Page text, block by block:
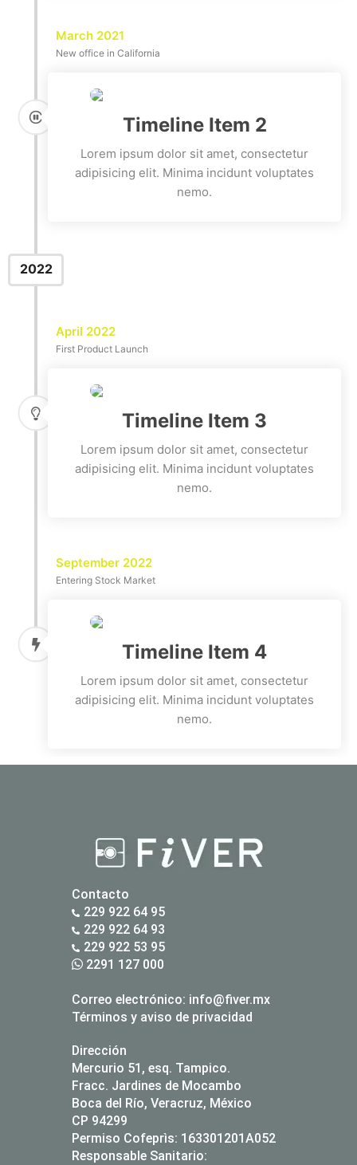
March 2021
New office in California
Timeline Item 2
Lorem ipsum dolor sit amet, consectetur
adipisicing elit. Minima incidunt voluptates
nemo.
2022
April 2022
First Product Launch
Timeline Item 3
Lorem ipsum dolor sit amet, consectetur
adipisicing elit. Minima incidunt voluptates
nemo.
September 2022
Entering Stock Market
Timeline Item 4
Lorem ipsum dolor sit amet, consectetur
adipisicing elit. Minima incidunt voluptates
nemo.
Contacto
229 922 64 95
229 922 64 93
229 922 53 95
2291 127 000
Correo electrónico: info@fiver.mx
Términos y aviso de privacidad
Dirección
Mercurio 51, esq. Tampico.
Fracc. Jardines de Mocambo
Boca del Río, Veracruz, México
CP 94299
Permiso Cofeprìs: 163301201A052
Responsable Sanitario: